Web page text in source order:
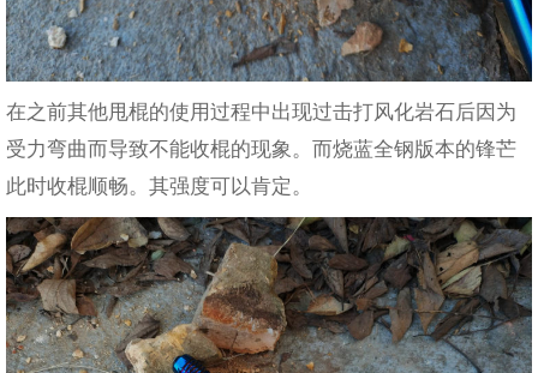
在之前其他甩棍的使用过程中出现过击打风化岩石后因为
受力弯曲而导致不能收棍的现象。而烧蓝全钢版本的锋芒
此时收棍顺畅。其强度可以肯定。